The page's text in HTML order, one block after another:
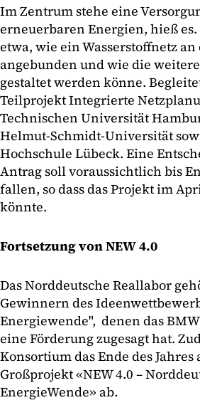
Im Zentrum stehe eine
erneuerbaren Energien, hieß
etwa, wie ein Wasserstoffnetz an
angebunden und wie die
gestaltet werden könne.
Teilprojekt Integrierte
Technischen Universität
Helmut-Schmidt-Universität
Hochschule Lübeck. Eine
Antrag soll voraussichtlich bis
fallen, so dass das Projekt im
könnte.
Fortsetzung von NEW 4.0
Das Norddeutsche Reallabor
Gewinnern des
Energiewende", denen das
eine Förderung zugesagt hat.
Konsortium das Ende des Jahres
Großprojekt «NEW 4.0 –
EnergieWende» ab.